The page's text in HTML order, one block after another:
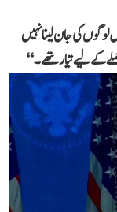
لوگوں کی جان لینا نہیں
کے لیے تیار تھے۔‘‘